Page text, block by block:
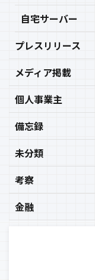
自宅サーバー
プレスリリース
メディア掲載
個人事業主
備忘録
未分類
考察
金融